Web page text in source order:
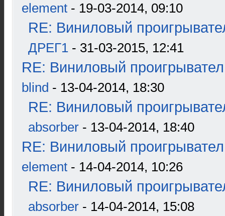
element - 19-03-2014, 09:10
RE: Виниловый
ДРЕГ1 - 31-03-2015, 12:41
RE: Виниловый
blind - 13-04-2014, 18:30
RE: Виниловый
absorber - 13-04-2014, 18:40
RE: Виниловый
element - 14-04-2014, 10:26
RE: Виниловый
absorber - 14-04-2014, 15:08